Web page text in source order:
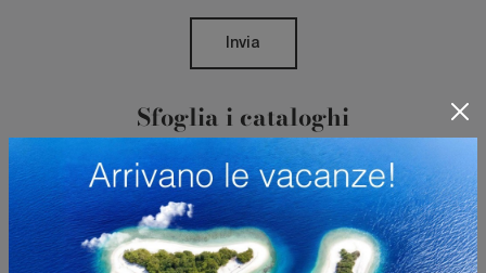
Sfoglia i cataloghi
Invia